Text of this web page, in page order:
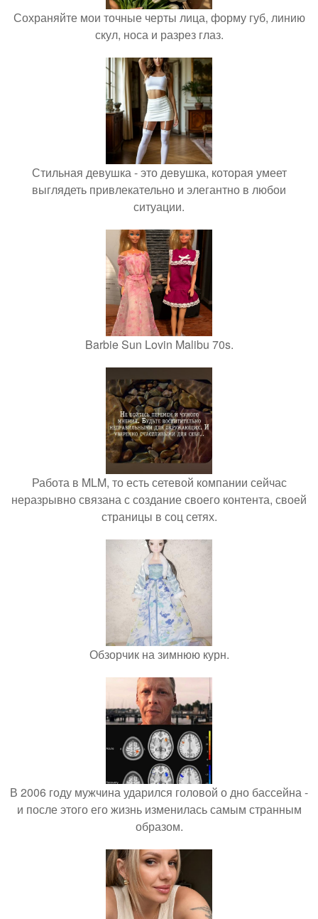
Сохраняйте мои точные черты лица, форму губ, линию
скул, носа и разрез глаз.
Стильная девушка - это девушка, которая умеет
выглядеть привлекательно и элегантно в любои
ситуации.
Barbie Sun Lovin Malibu 70s.
Работа в MLM, то есть сетевой компании сейчас
неразрывно связана с создание своего контента, своей
страницы в соц сетях.
Обзорчик на зимнюю курн.
В 2006 году мужчина ударился головой о дно бассейна -
и после этого его жизнь изменилась самым странным
образом.